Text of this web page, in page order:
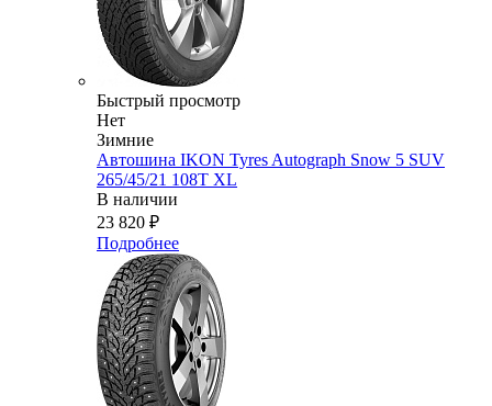
Быстрый просмотр
Нет
Зимние
Автошина IKON Tyres Autograph Snow 5 SUV
265/45/21 108T XL
В наличии
23 820 ₽
Подробнее